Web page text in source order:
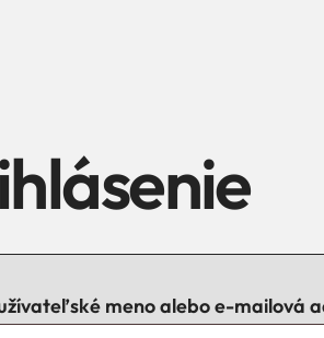
meno alebo e-mailová